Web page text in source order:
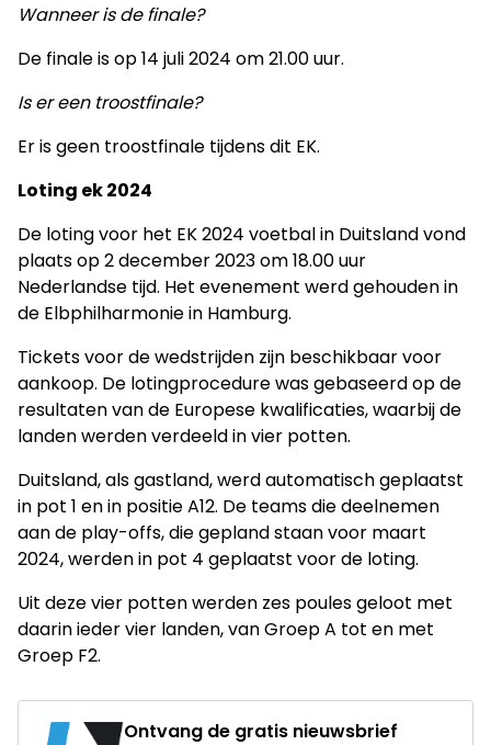
Wanneer is de finale?
De finale is op 14 juli 2024 om 21.00 uur.
Is er een troostfinale?
Er is geen troostfinale tijdens dit EK.
Loting ek 2024
De loting voor het EK 2024 voetbal in Duitsland vond
plaats op 2 december 2023 om 18.00 uur
Nederlandse tijd. Het evenement werd gehouden in
de Elbphilharmonie in Hamburg.
Tickets voor de wedstrijden zijn beschikbaar voor
aankoop. De lotingprocedure was gebaseerd op de
resultaten van de Europese kwalificaties, waarbij de
landen werden verdeeld in vier potten.
Duitsland, als gastland, werd automatisch geplaatst
in pot 1 en in positie A12. De teams die deelnemen
aan de play-offs, die gepland staan voor maart
2024, werden in pot 4 geplaatst voor de loting.
Uit deze vier potten werden zes poules geloot met
daarin ieder vier landen, van Groep A tot en met
Groep F2.
Ontvang de gratis nieuwsbrief